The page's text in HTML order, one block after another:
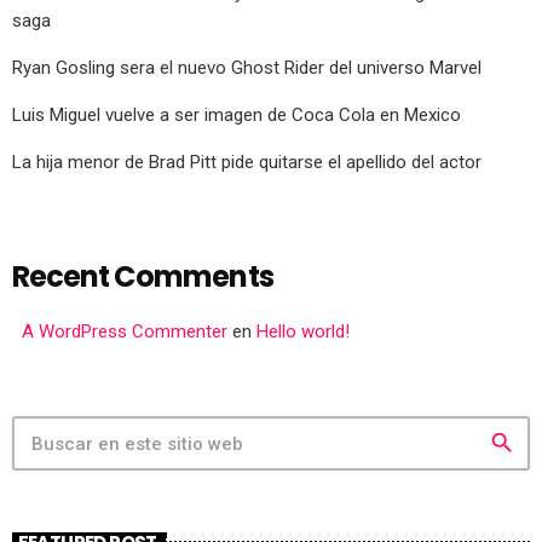
saga
Ryan Gosling sera el nuevo Ghost Rider del universo Marvel
Luis Miguel vuelve a ser imagen de Coca Cola en Mexico
La hija menor de Brad Pitt pide quitarse el apellido del actor
Recent Comments
A WordPress Commenter en Hello world!
search